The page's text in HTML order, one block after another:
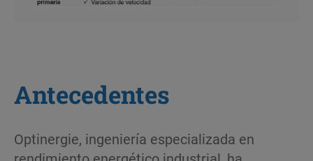
Antecedentes
Optinergie, ingeniería especializada en